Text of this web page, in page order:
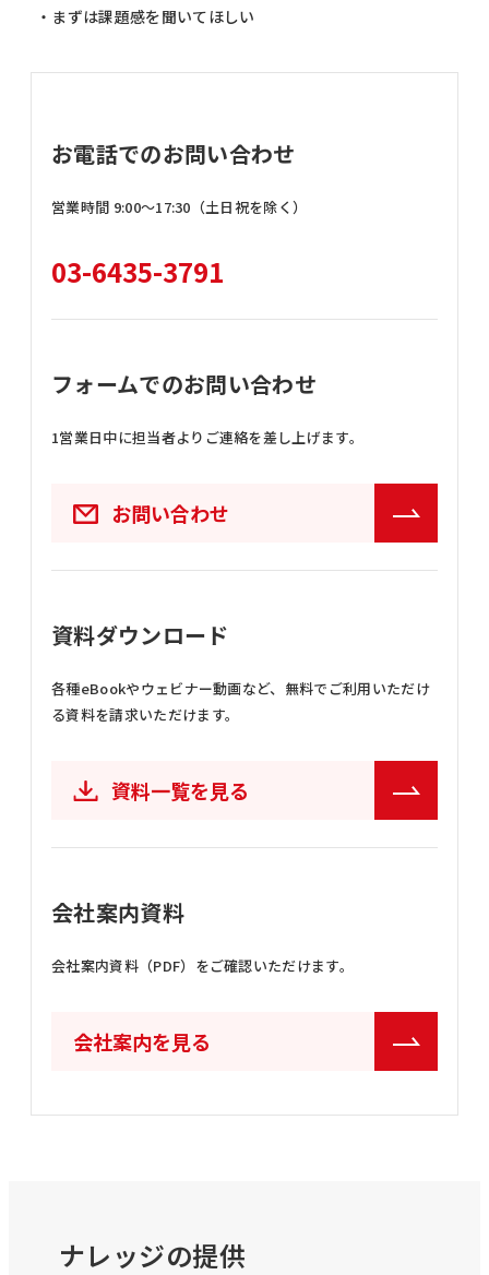
・まずは課題感を聞いてほしい
お電話でのお問い合わせ
営業時間 9:00〜17:30（土日祝を除く）
03-6435-3791
フォームでのお問い合わせ
1営業日中に担当者よりご連絡を差し上げます。
お問い合わせ
資料ダウンロード
各種eBookやウェビナー動画など、 無料でご利用いただけ
る資料を請求いただけます。
資料一覧を見る
会社案内資料
会社案内資料（PDF）をご確認いただけます。
会社案内を見る
ナレッジの提供